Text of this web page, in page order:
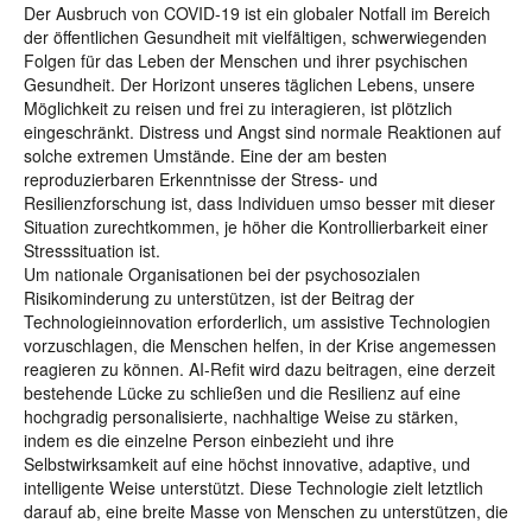
Der Ausbruch von COVID-19 ist ein globaler Notfall im Bereich
der öffentlichen Gesundheit mit vielfältigen, schwerwiegenden
Folgen für das Leben der Menschen und ihrer psychischen
Gesundheit. Der Horizont unseres täglichen Lebens, unsere
Möglichkeit zu reisen und frei zu interagieren, ist plötzlich
eingeschränkt. Distress und Angst sind normale Reaktionen auf
solche extremen Umstände. Eine der am besten
reproduzierbaren Erkenntnisse der Stress- und
Resilienzforschung ist, dass Individuen umso besser mit dieser
Situation zurechtkommen, je höher die Kontrollierbarkeit einer
Stresssituation ist.
Um nationale Organisationen bei der psychosozialen
Risikominderung zu unterstützen, ist der Beitrag der
Technologieinnovation erforderlich, um assistive Technologien
vorzuschlagen, die Menschen helfen, in der Krise angemessen
reagieren zu können. AI-Refit wird dazu beitragen, eine derzeit
bestehende Lücke zu schließen und die Resilienz auf eine
hochgradig personalisierte, nachhaltige Weise zu stärken,
indem es die einzelne Person einbezieht und ihre
Selbstwirksamkeit auf eine höchst innovative, adaptive, und
intelligente Weise unterstützt. Diese Technologie zielt letztlich
darauf ab, eine breite Masse von Menschen zu unterstützen, die